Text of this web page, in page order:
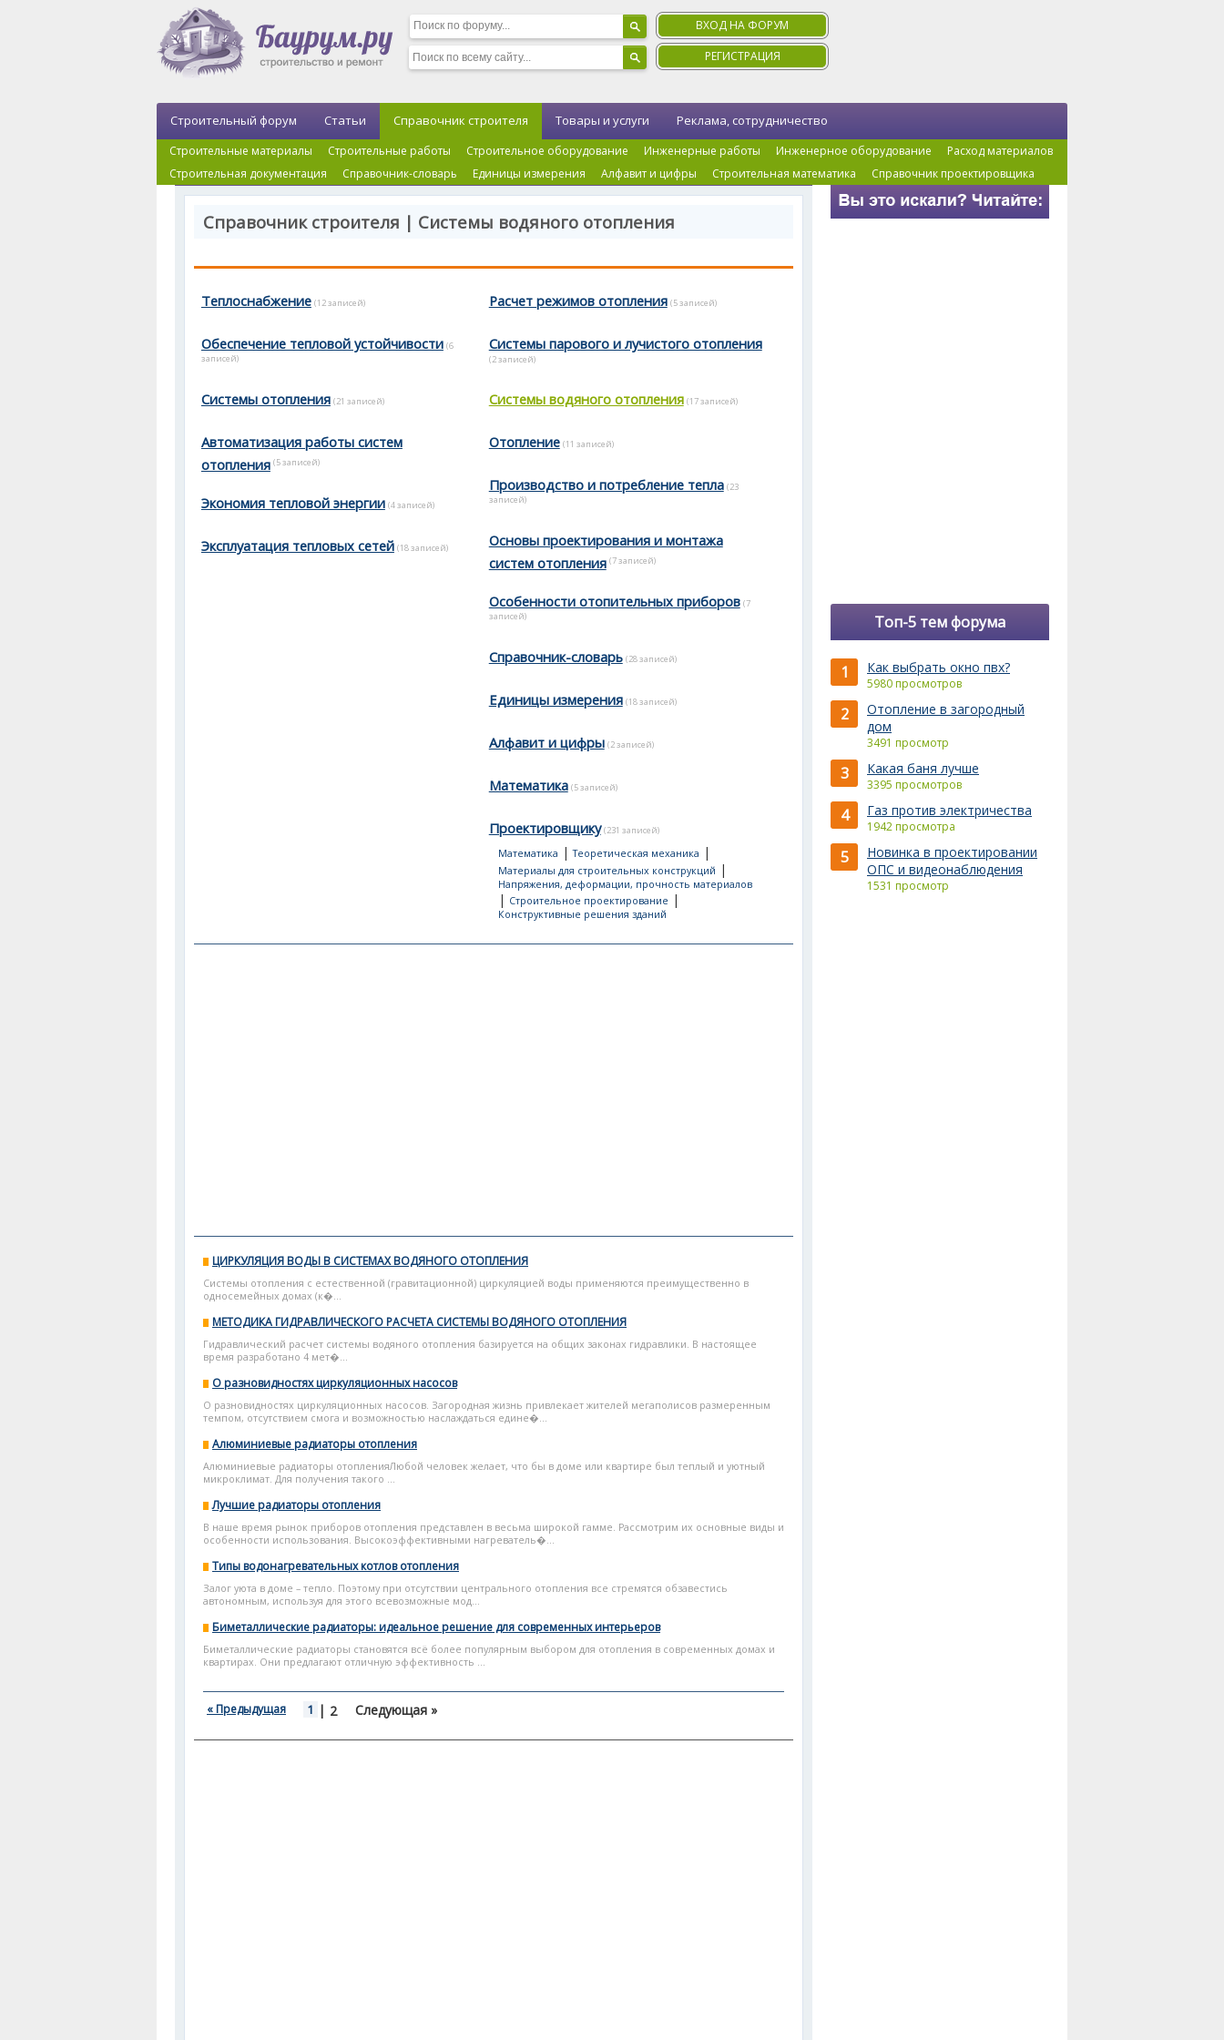
ВХОД НА ФОРУМ
РЕГИСТРАЦИЯ
Строительный форум Статьи Справочник строителя
Строительные материалы Строительные работы Строительное оборудование Инженерные работы Инженерное оборудование
Расход материалов
Строительная документация
Справочник-словарь Единицы измерения Алфавит и цифры Строительная математика Справочник проектировщика
Товары и услуги Реклама, сотрудничество
Справочник строителя | Системы водяного отопления
Теплоснабжение (12 записей)
Обеспечение тепловой устойчивости (6
записей)
Системы отопления (21 записей)
Автоматизация работы систем
отопления (5 записей)
Экономия тепловой энергии (4 записей)
Эксплуатация тепловых сетей (18 записей)
Расчет режимов отопления (5 записей)
Системы парового и лучистого отопления
(2 записей)
Системы водяного отопления (17 записей)
Отопление (11 записей)
Производство и потребление тепла (23
записей)
Основы проектирования и монтажа
систем отопления (7 записей)
Особенности отопительных приборов (7
записей)
Справочник-словарь (28 записей)
Единицы измерения (18 записей)
Алфавит и цифры (2 записей)
Математика (5 записей)
Проектировщику (231 записей)
Математика |Теоретическая механика |
Материалы для строительных конструкций |
Напряжения, деформации, прочность материалов
| Строительное проектирование |
Конструктивные решения зданий
ЦИРКУЛЯЦИЯ ВОДЫ В СИСТЕМАХ ВОДЯНОГО ОТОПЛЕНИЯ
Системы отопления с естественной (гравитационной) циркуляцией воды применяются преимущественно в
односемейных домах (к�...
МЕТОДИКА ГИДРАВЛИЧЕСКОГО РАСЧЕТА СИСТЕМЫ ВОДЯНОГО ОТОПЛЕНИЯ
Гидравлический расчет системы водяного отопления базируется на общих законах гидравлики. В настоящее
время разработано 4 мет�...
О разновидностях циркуляционных насосов
О разновидностях циркуляционных насосов. Загородная жизнь привлекает жителей мегаполисов размеренным
темпом, отсутствием смога и возможностью наслаждаться едине�...
Алюминиевые радиаторы отопления
Алюминиевые радиаторы отопленияЛюбой человек желает, что бы в доме или квартире был теплый и уютный
микроклимат. Для получения такого ...
Лучшие радиаторы отопления
В наше время рынок приборов отопления представлен в весьма широкой гамме. Рассмотрим их основные виды и
особенности использования. Высокоэффективными нагреватель�...
Типы водонагревательных котлов отопления
Залог уюта в доме – тепло. Поэтому при отсутствии центрального отопления все стремятся обзавестись
автономным, используя для этого всевозможные мод...
Биметаллические радиаторы: идеальное решение для современных интерьеров
Биметаллические радиаторы становятся всё более популярным выбором для отопления в современных домах и
квартирах. Они предлагают отличную эффективность ...
« Предыдущая 1 | 2 Следующая »
Топ-5 тем форума
1 Как выбрать окно пвх?
5980 просмотров
2
Отопление в загородный
дом
3491 просмотр
3 Какая баня лучше
3395 просмотров
4 Газ против электричества
1942 просмотра
5
Новинка в проектировании
ОПС и видеонаблюдения
1531 просмотр